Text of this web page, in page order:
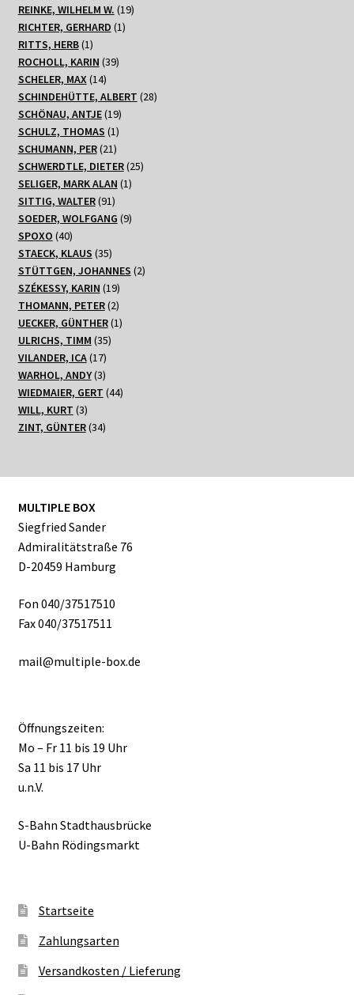
Produkte
REINKE, WILHELM W. 1919
RICHTER, GERHARD 11
RITTS, HERB 11
Produkt
ROCHOLL, KARIN 3939
SCHELER, MAX 1414
Produkte
SCHINDEHÜTTE, ALBERT 2828
SCHÖNAU, ANTJE 1919
Produkte
SCHULZ, THOMAS 11
Produkt
SCHUMANN, PER 2121
Produkte
SCHWERDTLE, DIETER 2525
SELIGER, MARK ALAN 11
SITTIG, WALTER 9191
Produkte
SOEDER, WOLFGANG 99
SPOXO 4040
Produkte
STAECK, KLAUS 3535
Produkte
STÜTTGEN, JOHANNES 22
SZÉKESSY, KARIN 1919
Produkte
THOMANN, PETER 22
Produkte
UECKER, GÜNTHER 11
ULRICHS, TIMM 3535
VILANDER, ICA 1717
Produkte
WARHOL, ANDY 33
Produkte
WIEDMAIER, GERT 4444
WILL, KURT 33
Produkte
ZINT, GÜNTER 3434
MULTIPLE BOX
Siegfried Sander
Admiralitätstraße 76
D-20459 Hamburg
Fon 040/37517510
Fax 040/37517511
mail@multiple-box.de
Öffnungszeiten:
Mo – Fr 11 bis 19 Uhr
Sa 11 bis 17 Uhr
u.n.V.
S-Bahn Stadthausbrücke
U-Bahn Rödingsmarkt
Startseite
Zahlungsarten
Versandkosten / Lieferung